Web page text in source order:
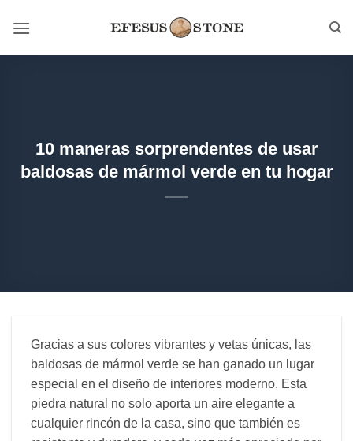
10 maneras sorprendentes de usar
baldosas de mármol verde en tu hogar
Gracias a sus colores vibrantes y vetas únicas, las
baldosas de mármol verde se han ganado un lugar
especial en el diseño de interiores moderno. Esta
piedra natural no solo aporta un aire elegante a
cualquier rincón de la casa, sino que también es